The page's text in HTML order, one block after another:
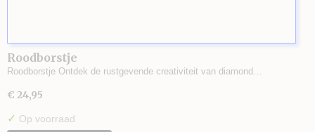
Roodborstje
Roodborstje Ontdek de rustgevende creativiteit van diamond…
€ 24,95
✓ Op voorraad